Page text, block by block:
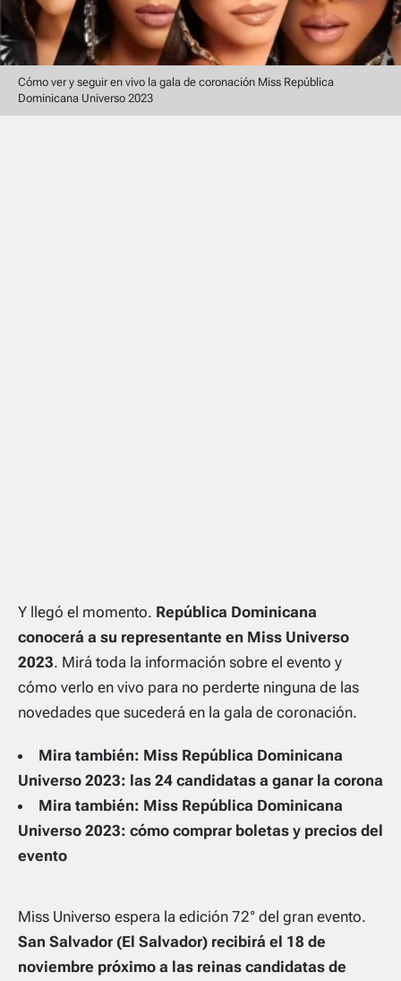
Cómo ver y seguir en vivo la gala de coronación Miss República
Dominicana Universo 2023
Y llegó el momento. República Dominicana
conocerá a su representante en Miss Universo
2023. Mirá toda la información sobre el evento y
cómo verlo en vivo para no perderte ninguna de las
novedades que sucederá en la gala de coronación.
Mira también: Miss República Dominicana
Universo 2023: las 24 candidatas a ganar la corona
Mira también: Miss República Dominicana
Universo 2023: cómo comprar boletas y precios del
evento
Miss Universo espera la edición 72° del gran evento.
San Salvador (El Salvador) recibirá el 18 de
noviembre próximo a las reinas candidatas de